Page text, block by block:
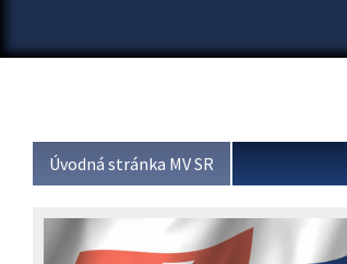
Úvodná stránka MV SR